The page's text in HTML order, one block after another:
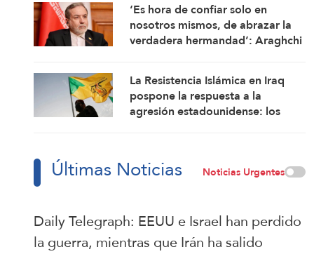
‘Es hora de confiar solo en
nosotros mismos, de abrazar la
verdadera hermandad’: Araghchi
La Resistencia Islámica en Iraq
pospone la respuesta a la
agresión estadounidense: los
Últimas Noticias Noticias Urgentes
Daily Telegraph: EEUU e Israel han perdido
la guerra, mientras que Irán ha salido